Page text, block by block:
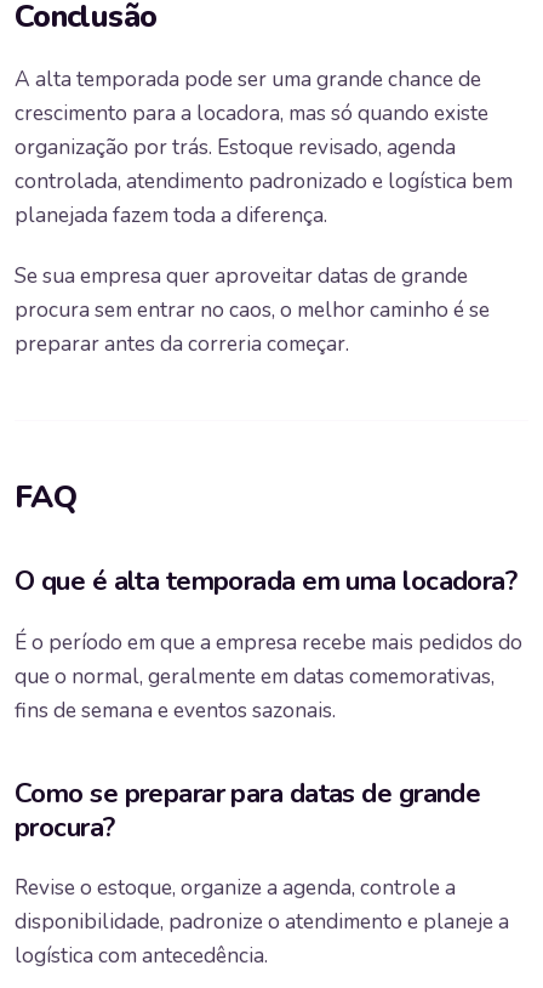
Conclusão
A alta temporada pode ser uma grande chance de
crescimento para a locadora, mas só quando existe
organização por trás. Estoque revisado, agenda
controlada, atendimento padronizado e logística bem
planejada fazem toda a diferença.
Se sua empresa quer aproveitar datas de grande
procura sem entrar no caos, o melhor caminho é se
preparar antes da correria começar.
FAQ
O que é alta temporada em uma locadora?
É o período em que a empresa recebe mais pedidos do
que o normal, geralmente em datas comemorativas,
fins de semana e eventos sazonais.
Como se preparar para datas de grande
procura?
Revise o estoque, organize a agenda, controle a
disponibilidade, padronize o atendimento e planeje a
logística com antecedência.